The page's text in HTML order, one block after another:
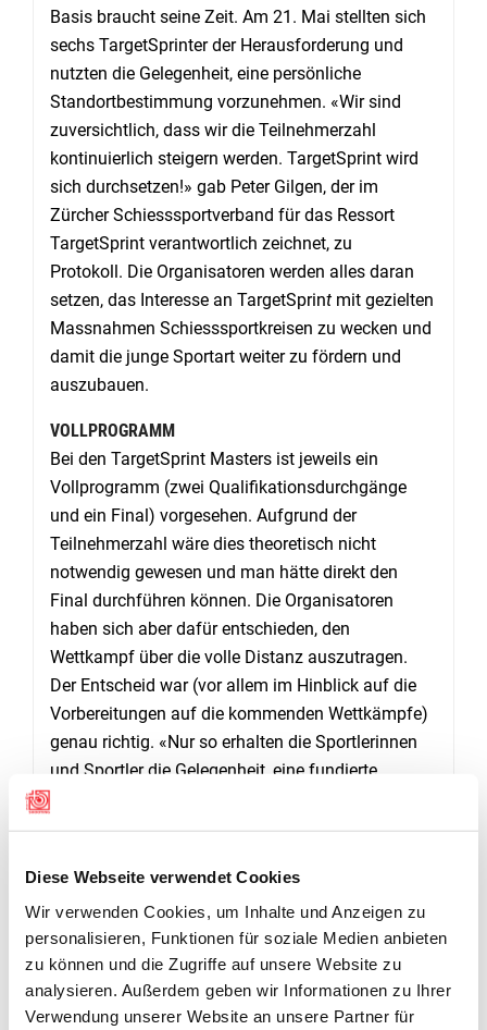
Diese Webseite verwendet Cookies
Wir verwenden Cookies, um Inhalte und Anzeigen zu
personalisieren, Funktionen für soziale Medien anbieten
zu können und die Zugriffe auf unsere Website zu
analysieren. Außerdem geben wir Informationen zu Ihrer
Verwendung unserer Website an unsere Partner für
Basis braucht seine Zeit. Am 21. Mai stellten sich
sechs TargetSprinter der Herausforderung und
nutzten die Gelegenheit, eine persönliche
Standortbestimmung vorzunehmen. «Wir sind
zuversichtlich, dass wir die Teilnehmerzahl
kontinuierlich steigern werden. TargetSprint wird
sich durchsetzen!» gab Peter Gilgen, der im
Zürcher Schiesssportverband für das Ressort
TargetSprint verantwortlich zeichnet, zu
Protokoll. Die Organisatoren werden alles daran
setzen, das Interesse an TargetSprint mit gezielten
Massnahmen Schiesssportkreisen zu wecken und
damit die junge Sportart weiter zu fördern und
auszubauen.
VOLLPROGRAMM
Bei den TargetSprint Masters ist jeweils ein
Vollprogramm (zwei Qualifikationsdurchgänge
und ein Final) vorgesehen. Aufgrund der
Teilnehmerzahl wäre dies theoretisch nicht
notwendig gewesen und man hätte direkt den
Final durchführen können. Die Organisatoren
haben sich aber dafür entschieden, den
Wettkampf über die volle Distanz auszutragen.
Der Entscheid war (vor allem im Hinblick auf die
Vorbereitungen auf die kommenden Wettkämpfe)
genau richtig. «Nur so erhalten die Sportlerinnen
und Sportler die Gelegenheit, eine fundierte
erklärte Gilgen den Entscheid.
ZIEL ERREICHT
Die Sportlerinnen und Sportler blicken auf einen
interessanten Wettkampf zurück. Das Ziel konnte -
mit Ausnahme der Teilnehmerzahl und dem
Umstand, dass es sich um eine reine Zürcher
Masters-Runde gehandelt hat - vollumfänglich